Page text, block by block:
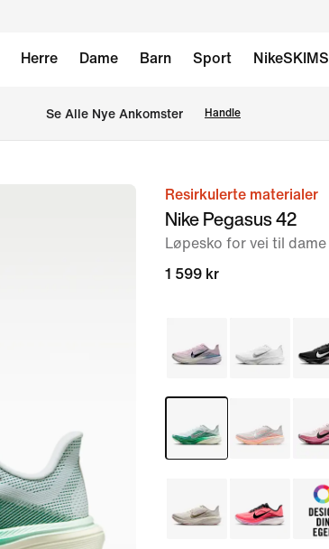
Herre Dame Barn Sport NikeSKIMS
Se Alle Nye Ankomster Handle
bildeResirkulerte materialer
Nike Pegasus 42
Løpesko for vei til dame
1 599 kr